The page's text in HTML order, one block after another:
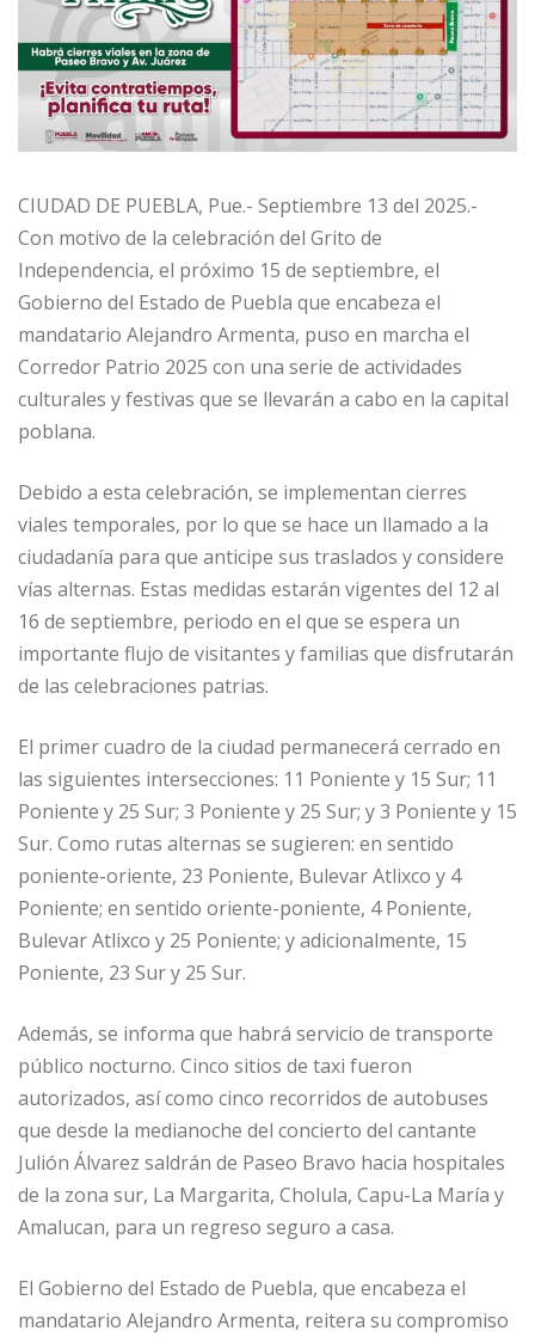
CIUDAD DE PUEBLA, Pue.- Septiembre 13 del 2025.-
Con motivo de la celebración del Grito de
Independencia, el próximo 15 de septiembre, el
Gobierno del Estado de Puebla que encabeza el
mandatario Alejandro Armenta, puso en marcha el
Corredor Patrio 2025 con una serie de actividades
culturales y festivas que se llevarán a cabo en la capital
poblana.
Debido a esta celebración, se implementan cierres
viales temporales, por lo que se hace un llamado a la
ciudadanía para que anticipe sus traslados y considere
vías alternas. Estas medidas estarán vigentes del 12 al
16 de septiembre, periodo en el que se espera un
importante flujo de visitantes y familias que disfrutarán
de las celebraciones patrias.
El primer cuadro de la ciudad permanecerá cerrado en
las siguientes intersecciones: 11 Poniente y 15 Sur; 11
Poniente y 25 Sur; 3 Poniente y 25 Sur; y 3 Poniente y 15
Sur. Como rutas alternas se sugieren: en sentido
poniente-oriente, 23 Poniente, Bulevar Atlixco y 4
Poniente; en sentido oriente-poniente, 4 Poniente,
Bulevar Atlixco y 25 Poniente; y adicionalmente, 15
Poniente, 23 Sur y 25 Sur.
Además, se informa que habrá servicio de transporte
público nocturno. Cinco sitios de taxi fueron
autorizados, así como cinco recorridos de autobuses
que desde la medianoche del concierto del cantante
Julión Álvarez saldrán de Paseo Bravo hacia hospitales
de la zona sur, La Margarita, Cholula, Capu-La María y
Amalucan, para un regreso seguro a casa.
El Gobierno del Estado de Puebla, que encabeza el
mandatario Alejandro Armenta, reitera su compromiso